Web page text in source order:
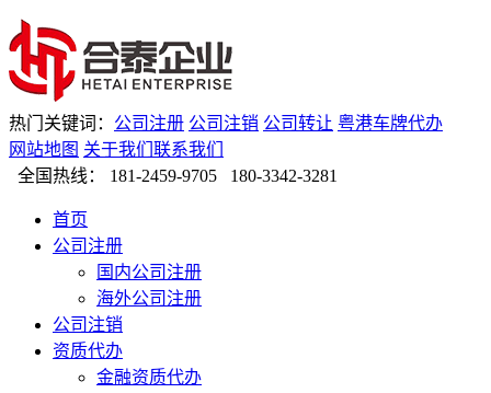
热门关键词： 公司注册 公司注销 公司转让 粤港车牌代办
网站地图 关于我们 联系我们
全国热线： 181-2459-9705 180-3342-3281
首页
公司注册
国内公司注册
海外公司注册
公司注销
资质代办
金融资质代办